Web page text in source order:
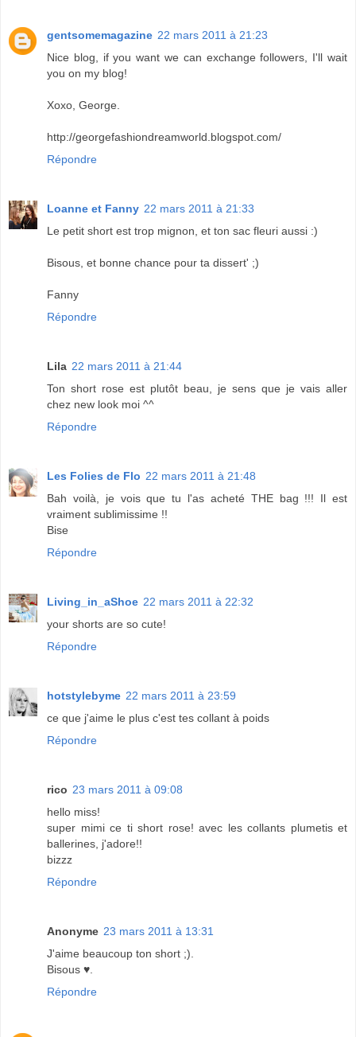
gentsomemagazine 22 mars 2011 à 21:23
Nice blog, if you want we can exchange followers, I'll wait
you on my blog!
Xoxo, George.
http://georgefashiondreamworld.blogspot.com/
Répondre
Loanne et Fanny 22 mars 2011 à 21:33
Le petit short est trop mignon, et ton sac fleuri aussi :)
Bisous, et bonne chance pour ta dissert' ;)
Fanny
Répondre
Lila 22 mars 2011 à 21:44
Ton short rose est plutôt beau, je sens que je vais aller
chez new look moi ^^
Répondre
Les Folies de Flo 22 mars 2011 à 21:48
Bah voilà, je vois que tu l'as acheté THE bag !!! Il est
vraiment sublimissime !!
Bise
Répondre
Living_in_aShoe 22 mars 2011 à 22:32
your shorts are so cute!
Répondre
hotstylebyme 22 mars 2011 à 23:59
ce que j'aime le plus c'est tes collant à poids
Répondre
rico 23 mars 2011 à 09:08
hello miss!
super mimi ce ti short rose! avec les collants plumetis et
ballerines, j'adore!!
bizzz
Répondre
Anonyme 23 mars 2011 à 13:31
J'aime beaucoup ton short ;).
Bisous ♥.
Répondre